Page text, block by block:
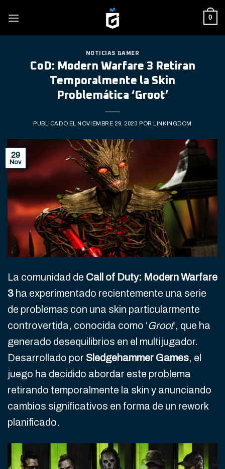
0
NOTICIAS GAMER
CoD: Modern Warfare 3 Retiran
Temporalmente la Skin
Problemática ‘Groot’
PUBLICADO EL NOVIEMBRE 29, 2023 POR LINKINGDOM
29
Nov
La comunidad de Call of Duty: Modern Warfare
3 ha experimentado recientemente una serie
de problemas con una skin particularmente
controvertida, conocida como ‘Groot‘, que ha
generado desequilibrios en el multijugador.
Desarrollado por Sledgehammer Games, el
juego ha decidido abordar este problema
retirando temporalmente la skin y anunciando
cambios significativos en forma de un rework
planificado.